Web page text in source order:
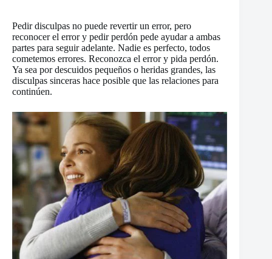
Pedir disculpas no puede revertir un error, pero
reconocer el error y pedir perdón pede ayudar a ambas
partes para seguir adelante. Nadie es perfecto, todos
cometemos errores. Reconozca el error y pida perdón.
Ya sea por descuidos pequeños o heridas grandes, las
disculpas sinceras hace posible que las relaciones para
continúen.